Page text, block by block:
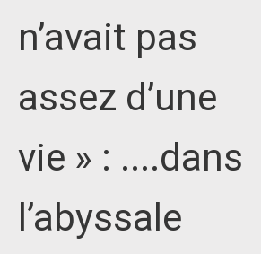
n’avait pas
assez d’une
vie » : ....dans
l’abyssale